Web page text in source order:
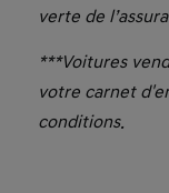
verte de
***Voitures
votre carnet
conditions.